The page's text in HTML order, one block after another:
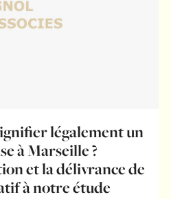
légalement un
à Marseille ?
et la délivrance de
à notre étude